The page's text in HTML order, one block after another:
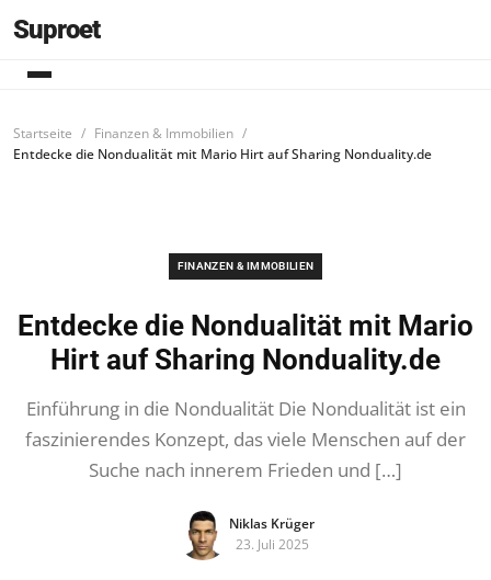
Suproet
Startseite
Finanzen & Immobilien
Entdecke die Nondualität mit Mario Hirt auf Sharing Nonduality.de
FINANZEN & IMMOBILIEN
Entdecke die Nondualität mit Mario
Hirt auf Sharing Nonduality.de
Einführung in die Nondualität Die Nondualität ist ein
faszinierendes Konzept, das viele Menschen auf der
Suche nach innerem Frieden und […]
Niklas Krüger
23. Juli 2025